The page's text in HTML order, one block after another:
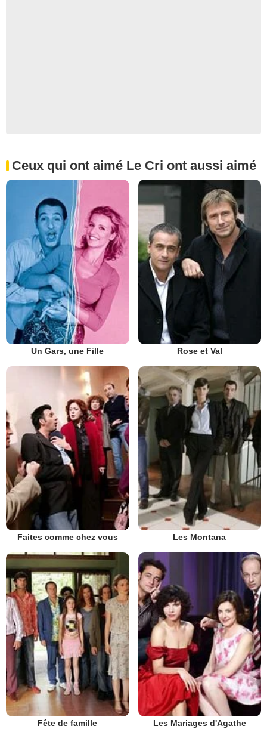
Ceux qui ont aimé Le Cri ont aussi aimé
Un Gars, une Fille Rose et Val
Faites comme chez vous Les Montana
Fête de famille Les Mariages d'Agathe